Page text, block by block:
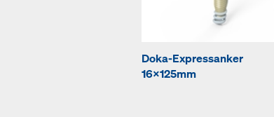
Doka-Expressanker
16x125mm